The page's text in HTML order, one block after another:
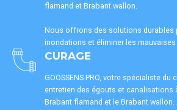
flamand et Brabant wallon.
Nous offrons des solutions durables
inondations et éliminer les mauvaises
CURAGE
GOOSSENS PRO, votre spécialiste du
entretien des égouts et canalisations
Brabant flamand et le Brabant wallon.